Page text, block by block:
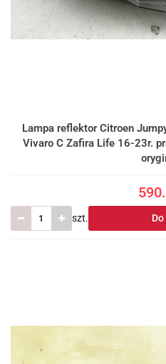
Lampa reflektor Citroen
Vivaro C Zafira Life 16-23r.
szt.